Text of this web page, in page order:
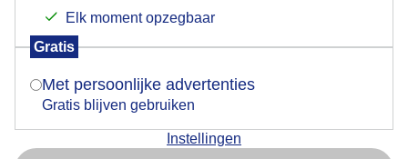
Elk moment opzegbaar
Gratis
Met persoonlijke advertenties
Gratis blijven gebruiken
Instellingen
Ganzen
Is goed, toon de popup
Nu niet, misschien later